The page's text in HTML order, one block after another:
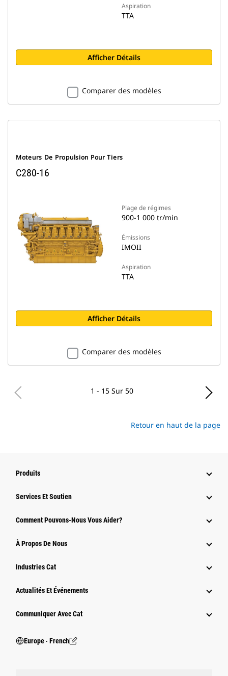
Aspiration
TTA
Afficher Détails
Comparer des modèles
Moteurs De Propulsion Pour Tiers
C280-16
Plage de régimes
900-1 000 tr/min
Émissions
IMOII
Aspiration
TTA
Afficher Détails
Comparer des modèles
1 - 15 Sur 50
Retour en haut de la page
Produits
Services Et Soutien
Comment Pouvons-Nous Vous Aider?
À Propos De Nous
Industries Cat
Actualités Et Événements
Communiquer Avec Cat
Europe ‧ French